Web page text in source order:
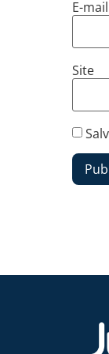
E-mail
Site